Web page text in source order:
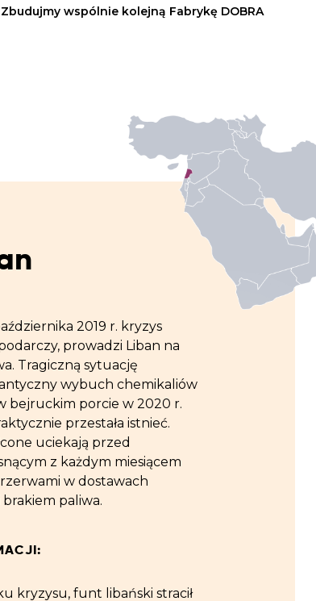
Zbudujmy wspólnie kolejną Fabrykę DOBRA
2019 r. kryzys
prowadzi Liban na
Tragiczną sytuację
wybuch chemikaliów
bejruckim porcie w 2020 r.
przestała istnieć.
uciekają przed
z każdym miesiącem
w dostawach
paliwa.
kryzysu, funt libański stracił